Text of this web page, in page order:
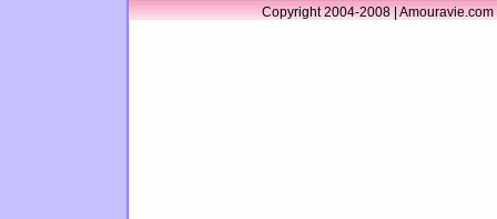
Copyright 2004-2008 |